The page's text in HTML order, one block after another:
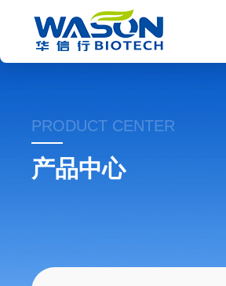
PRODUCT CENTER
产品中心